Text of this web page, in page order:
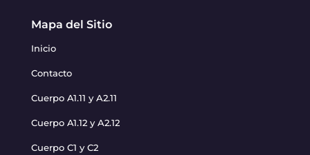
Mapa del Sitio
Inicio
Contacto
Cuerpo A1.11 y A2.11
Cuerpo A1.12 y A2.12
Cuerpo C1 y C2